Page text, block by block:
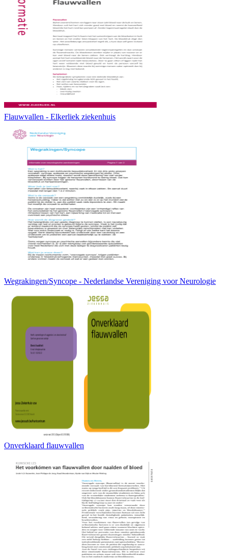
Flauwvallen - Elkerliek ziekenhuis
Wegrakingen/Syncope - Nederlandse Vereniging voor Neurologie
Onverklaard flauwvallen